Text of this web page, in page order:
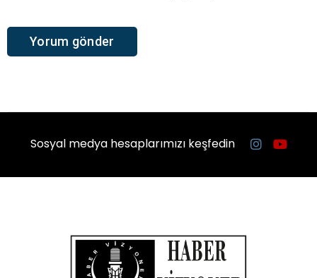
Sosyal medya hesaplarımızı keşfedin